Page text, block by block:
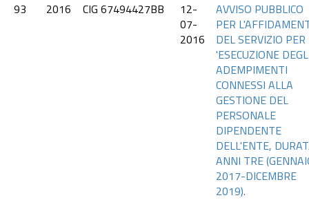
93
2016 CIG 67494427BB
12-
07-
2016
AVVISO PUBBLICO
PER
DEL SERVIZIO PER
'ESECUZIONE
ADEMPIMENTI
CONNESSI ALLA
GESTIONE DEL
PERSONALE
DIPENDENTE
DELL'ENTE,
ANNI TRE
2017-DICEMBRE
2019).